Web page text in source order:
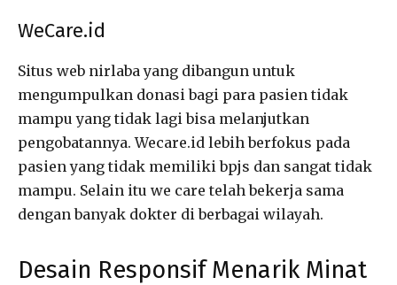
WeCare.id
Situs web nirlaba yang dibangun untuk
mengumpulkan donasi bagi para pasien tidak
mampu yang tidak lagi bisa melanjutkan
pengobatannya. Wecare.id lebih berfokus pada
pasien yang tidak memiliki bpjs dan sangat tidak
mampu. Selain itu we care telah bekerja sama
dengan banyak dokter di berbagai wilayah.
Desain Responsif Menarik Minat